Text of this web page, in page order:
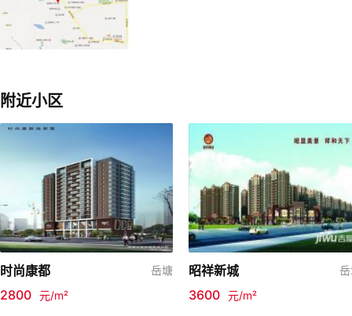
附近小区
时尚康都 岳塘
2800 元/m²
昭祥新城
3600 元/m²